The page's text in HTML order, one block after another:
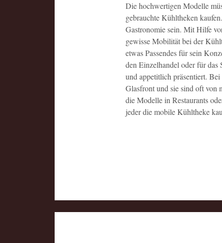
Die hochwertigen Modelle
gebrauchte Kühltheken
Gastronomie sein. Mit Hilfe
gewisse Mobilität bei der
etwas Passendes für sein
den Einzelhandel oder für
und appetitlich präsentiert.
Glasfront und sie sind oft von
die Modelle in Restaurants
jeder die mobile Kühltheke